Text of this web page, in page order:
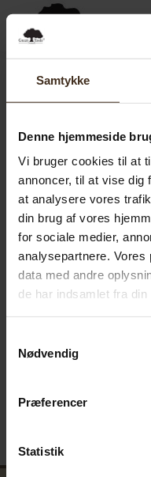
Samtykke
Denne hjemmeside
Vi bruger cookies til at
annoncer, til at vise dig
at analysere vores
din brug af vores
for sociale medier,
analysepartnere. Vores
data med andre
de har indsamlet fra
Nødvendig
Præferencer
Statistik